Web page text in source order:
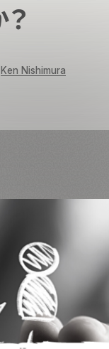
Ken Nishimura